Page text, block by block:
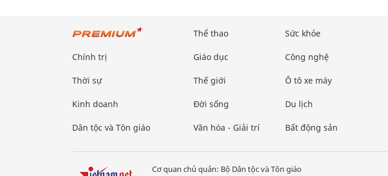
Chính trị
Thời sự
Kinh doanh
Dân tộc và Tôn giáo
Thể thao
Giáo dục
Thế giới
Đời sống
Văn hóa - Giải trí
Sức khỏe
Công nghệ
Ô tô xe máy
Du lịch
Bất động sản
Cơ quan chủ quản: Bộ Dân tộc và Tôn giáo